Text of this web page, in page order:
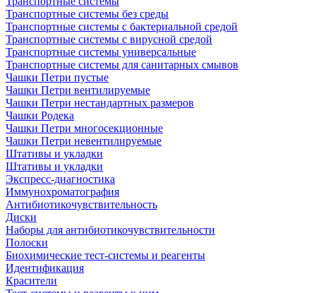
Транспортные системы без среды
Транспортные системы с бактериальной средой
Транспортные системы с вирусной средой
Транспортные системы универсальные
Транспортные системы для санитарных смывов
Чашки Петри пустые
Чашки Петри вентилируемые
Чашки Петри нестандартных размеров
Чашки Родека
Чашки Петри многосекционные
Чашки Петри невентилируемые
Штативы и укладки
Штативы и укладки
Экспресс-диагностика
Иммунохроматография
Антибиотикочувствительность
Диски
Наборы для антибиотикочувствительности
Полоски
Биохимические тест-системы и реагенты
Идентификация
Красители